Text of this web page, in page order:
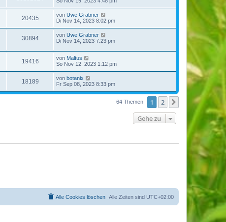
20435 von Uwe Grabner
Di Nov 14, 2023 8:02 pm
30894 von Uwe Grabner
Di Nov 14, 2023 7:23 pm
19416 von Maltus
So Nov 12, 2023 1:12 pm
18189 von botanix
Fr Sep 08, 2023 8:33 pm
64 Themen 1 2 Nächste
Gehe zu
Alle Zeiten sind UTC+02:00
Alle Cookies löschen